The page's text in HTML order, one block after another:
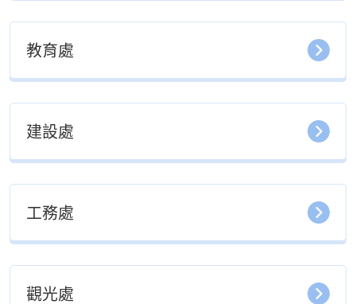
教育處
建設處
工務處
觀光處